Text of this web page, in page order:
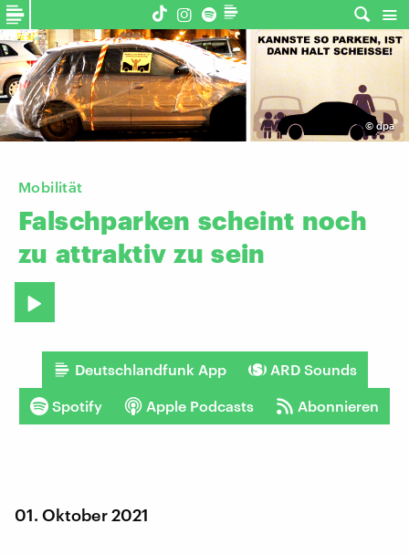
© dpa
Mobilität
Falschparken scheint noch
zu attraktiv zu sein
Deutschlandfunk App ARD Sounds
Spotify Apple Podcasts Abonnieren
01. Oktober 2021